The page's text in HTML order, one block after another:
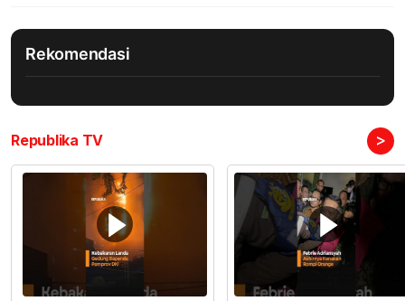
Rekomendasi
Republika TV >